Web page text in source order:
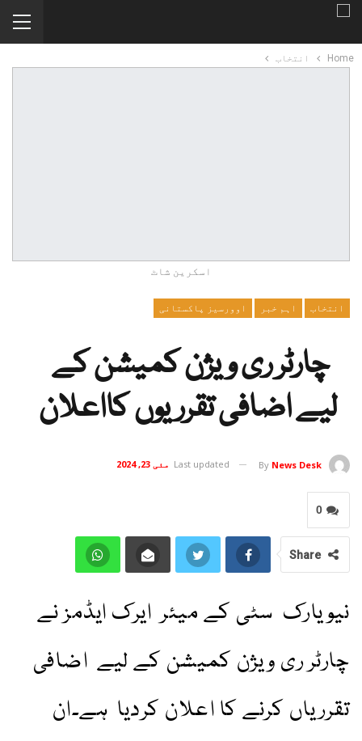
Home انتخاب
اسکرین شاٹ
انتخاب اہم خبر اوورسیز پاکستانی
چارٹر ری ویژن کمیشن کے
لیے اضافی تقرریوں کااعلان
By News Desk
Last updated مئی 23, 2024
0
Share
نیویارک سٹی کے میئر ایرک ایڈمز نے
چارٹر ری ویژن کمیشن کے لیے اضافی
تقرریاں کرنے کا اعلان کردیا ہے۔ان